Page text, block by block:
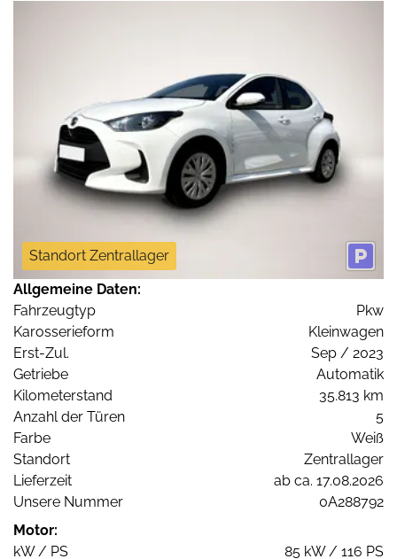
Standort Zentrallager
Allgemeine Daten:
Fahrzeugtyp
Pkw
Karosserieform
Kleinwagen
Erst-Zul.
Sep / 2023
Getriebe
Automatik
Kilometerstand
35.813 km
Anzahl der Türen
5
Farbe
Weiß
Standort
Zentrallager
Lieferzeit
ab ca. 17.08.2026
Unsere Nummer
0A288792
Motor:
kW / PS
85 kW / 116 PS